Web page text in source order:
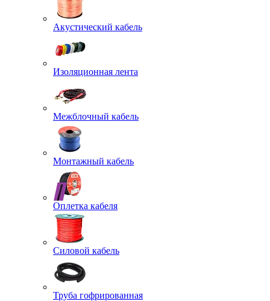
Акустический кабель
Изоляционная лента
Межблочный кабель
Монтажный кабель
Оплетка кабеля
Силовой кабель
Труба гофрированная